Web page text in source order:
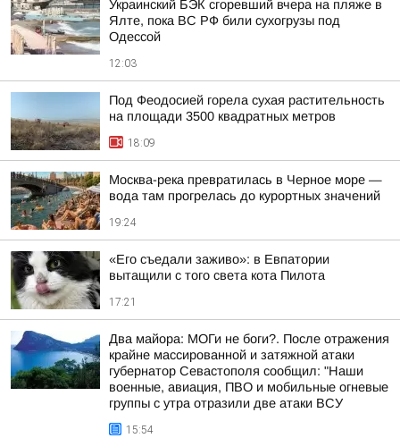
Украинский БЭК сгоревший вчера на пляже в
Ялте, пока ВС РФ били сухогрузы под
Одессой
12:03
Под Феодосией горела сухая растительность
на площади 3500 квадратных метров
18:09
Москва-река превратилась в Черное море —
вода там прогрелась до курортных значений
19:24
«Его съедали заживо»: в Евпатории
вытащили с того света кота Пилота
17:21
Два майора: МОГи не боги?. После отражения
крайне массированной и затяжной атаки
губернатор Севастополя сообщил: "Наши
военные, авиация, ПВО и мобильные огневые
группы с утра отразили две атаки ВСУ
15:54